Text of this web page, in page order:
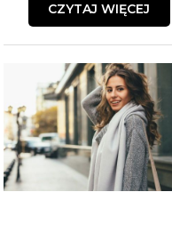
CZYTAJ WIĘCEJ